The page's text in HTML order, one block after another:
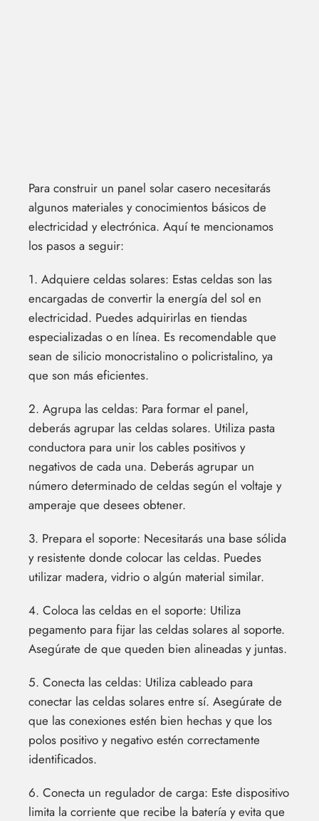
Para construir un panel solar casero necesitarás
algunos materiales y conocimientos básicos de
electricidad y electrónica. Aquí te mencionamos
los pasos a seguir:
1. Adquiere celdas solares: Estas celdas son las
encargadas de convertir la energía del sol en
electricidad. Puedes adquirirlas en tiendas
especializadas o en línea. Es recomendable que
sean de silicio monocristalino o policristalino, ya
que son más eficientes.
2. Agrupa las celdas: Para formar el panel,
deberás agrupar las celdas solares. Utiliza pasta
conductora para unir los cables positivos y
negativos de cada una. Deberás agrupar un
número determinado de celdas según el voltaje y
amperaje que desees obtener.
3. Prepara el soporte: Necesitarás una base sólida
y resistente donde colocar las celdas. Puedes
utilizar madera, vidrio o algún material similar.
4. Coloca las celdas en el soporte: Utiliza
pegamento para fijar las celdas solares al soporte.
Asegúrate de que queden bien alineadas y juntas.
5. Conecta las celdas: Utiliza cableado para
conectar las celdas solares entre sí. Asegúrate de
que las conexiones estén bien hechas y que los
polos positivo y negativo estén correctamente
identificados.
6. Conecta un regulador de carga: Este dispositivo
limita la corriente que recibe la batería y evita que